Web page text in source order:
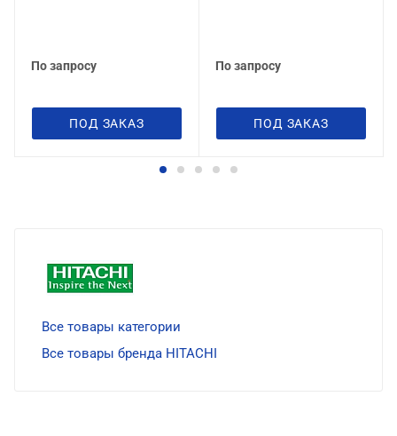
По запросу
ПОД ЗАКАЗ
По запросу
ПОД ЗАКАЗ
Все товары категории
Все товары бренда HITACHI